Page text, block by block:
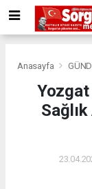
Anasayfa
Yozgat
Sağlık